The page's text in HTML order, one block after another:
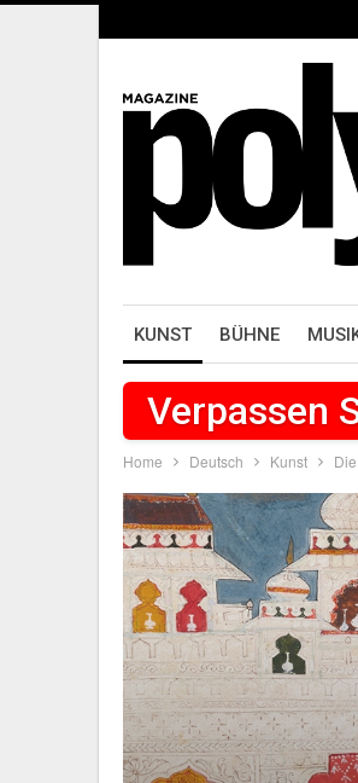
KUNST BÜHNE
Verpassen
Home Deutsch Kunst